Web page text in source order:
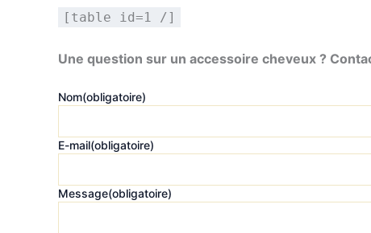
[table id=1 /]
Une question sur un accessoire cheveux ?
Nom(obligatoire)
E-mail(obligatoire)
Message(obligatoire)